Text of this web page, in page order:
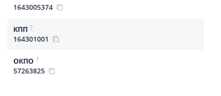
1643005374
КПП ?
164301001
ОКПО ?
57263825